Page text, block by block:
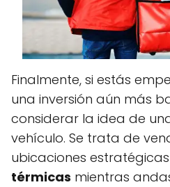
Finalmente, si estás
una inversión aún más
considerar la idea de
vehículo. Se trata de
ubicaciones
térmicas mientras